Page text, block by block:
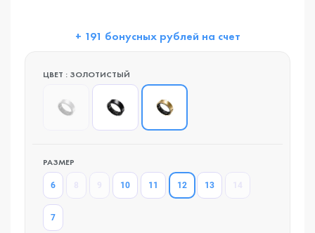
+ 191 бонусных рублей на счет
ЦВЕТ : ЗОЛОТИСТЫЙ
РАЗМЕР
6 10 11 12 13
7